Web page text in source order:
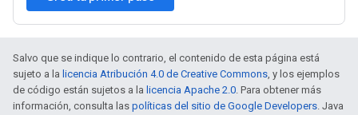
Salvo que se indique lo contrario, el contenido de esta página está
sujeto a la licencia Atribución 4.0 de Creative Commons, y los ejemplos
de código están sujetos a la licencia Apache 2.0. Para obtener más
información, consulta las políticas del sitio de Google Developers. Java